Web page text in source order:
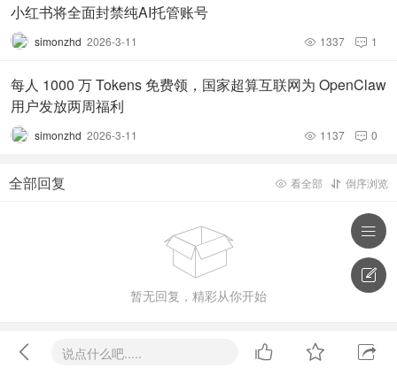
小红书将全面封禁纯AI托管账号
simonzhd 2026-3-11  1
 1337
每人 1000 万 Tokens 免费领，国家超算互联网为 OpenClaw
用户发放两周福利
simonzhd 2026-3-11  0
 1137
 倒序浏览
 看全部
全部回复

暂无回复，精彩从你开始
 说点什么吧.....   

